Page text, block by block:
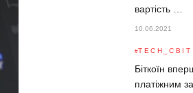
вартість …
10.06.2021
TECH_СВІТ
Біткоїн
платіжним